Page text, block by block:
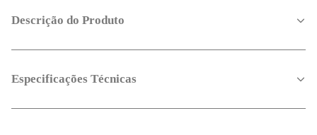
Descrição do Produto
Especificações Técnicas